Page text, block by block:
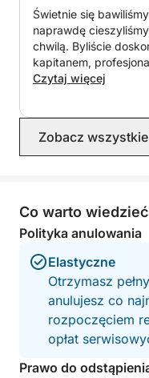
Świetnie się
naprawdę
chwilą. Byliście doskonałym
kapitanem,
przyjaznym i zawsze
przepiękne. To był jeden z
najważniejszych
dnia na wodzie. Jeszcze raz
dziękujemy, Marco i
nadzieję, że
w przyszłości!
Czytaj więcej
Zobacz
Co warto wiedzieć
Polityka anulowania
Elastyczne
Otrzymasz
anulujesz co
rozpoczęciem
opłat
Prawo do